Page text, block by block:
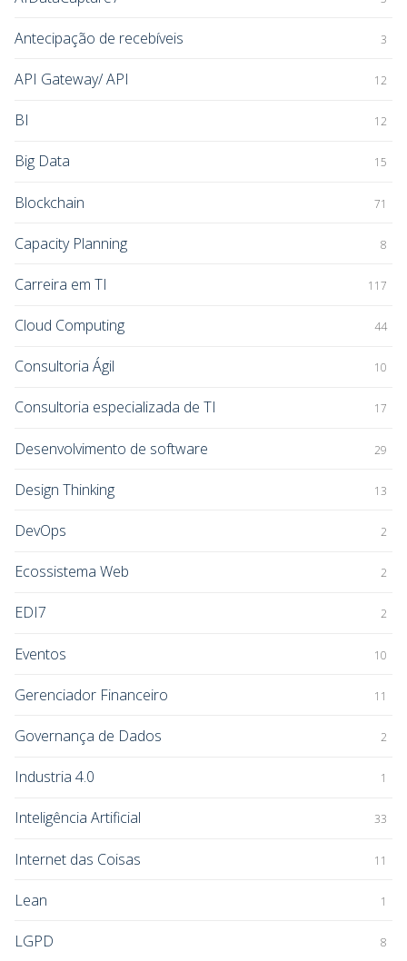
Antecipação de recebíveis 3
API Gateway/ API 12
BI 12
Big Data 15
Blockchain 71
Capacity Planning 8
Carreira em TI 117
Cloud Computing 44
Consultoria Ágil 10
Consultoria especializada de TI 17
Desenvolvimento de software 29
Design Thinking 13
DevOps 2
Ecossistema Web 2
EDI7 2
Eventos 10
Gerenciador Financeiro 11
Governança de Dados 2
Industria 4.0 1
Inteligência Artificial 33
Internet das Coisas 11
Lean 1
LGPD 8